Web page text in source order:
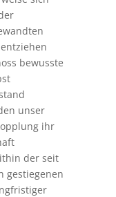
bewusste
unser
ihr
der seit
gestiegenen